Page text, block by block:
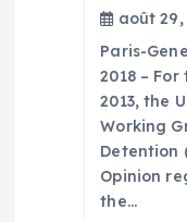
août 29,
Paris-
2018 –
2013, the
Working
Detention
Opinion
the…